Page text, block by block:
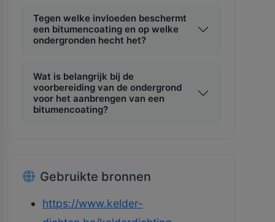
Tegen welke invloeden beschermt
een bitumencoating en op welke
ondergronden hecht het?
Wat is belangrijk bij de
voorbereiding van de ondergrond
voor het aanbrengen van een
bitumencoating?
Gebruikte bronnen
https://www.kelder-